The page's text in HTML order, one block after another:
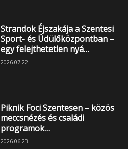
Strandok Éjszakája a Szentesi
Sport- és Üdülőközpontban –
egy felejthetetlen nyá…
2026.07.22.
Piknik Foci Szentesen – közös
meccsnézés és családi
programok…
2026.06.23.